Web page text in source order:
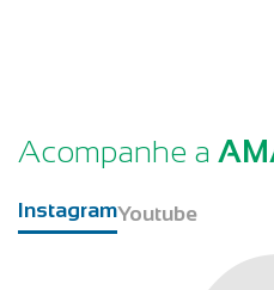
Acompanhe a
InstagramYoutube